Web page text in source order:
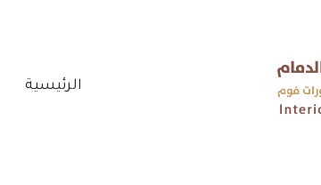
الرئيسية‎